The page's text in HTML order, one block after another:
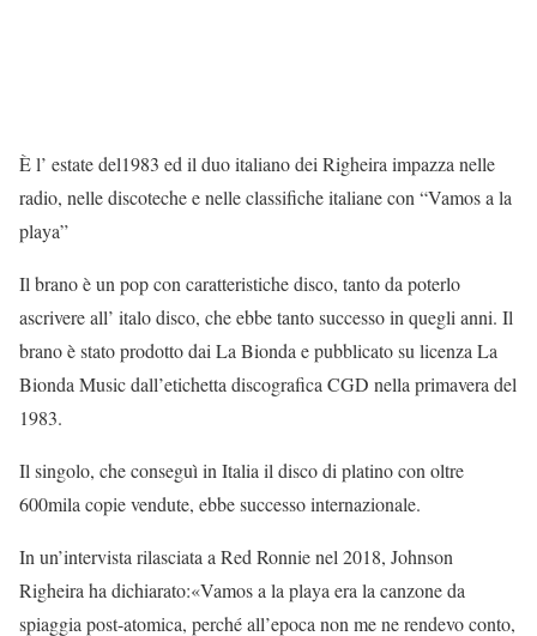
È l’ estate del1983 ed il duo italiano dei Righeira impazza nelle
radio, nelle discoteche e nelle classifiche italiane con “Vamos a la
playa”
Il brano è un pop con caratteristiche disco, tanto da poterlo
ascrivere all’ italo disco, che ebbe tanto successo in quegli anni. Il
brano è stato prodotto dai La Bionda e pubblicato su licenza La
Bionda Music dall’etichetta discografica CGD nella primavera del
1983.
Il singolo, che conseguì in Italia il disco di platino con oltre
600mila copie vendute, ebbe successo internazionale.
In un’intervista rilasciata a Red Ronnie nel 2018, Johnson
Righeira ha dichiarato:«Vamos a la playa era la canzone da
spiaggia post-atomica, perché all’epoca non me ne rendevo conto,